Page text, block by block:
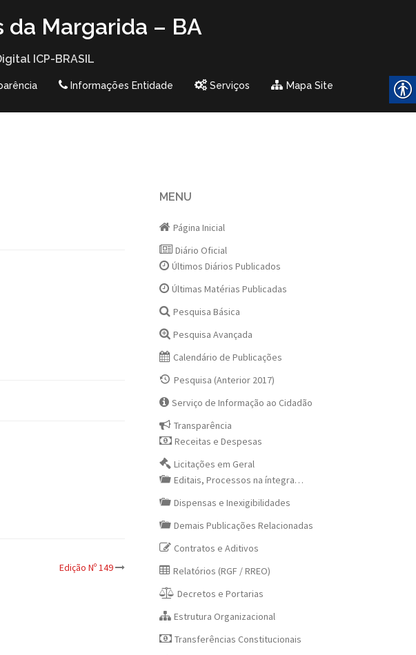
da Margarida – BA
ICP-BRASIL
Informações Entidade Serviços Mapa Site
Edição Nº 149
MENU
Página Inicial
Diário Oficial
Últimos Diários Publicados
Últimas Matérias Publicadas
Pesquisa Básica
Pesquisa Avançada
Calendário de Publicações
Pesquisa (Anterior 2017)
Serviço de Informação ao Cidadão
Transparência
Receitas e Despesas
Licitações em Geral
Editais, Processos na íntegra…
Dispensas e Inexigibilidades
Demais Publicações Relacionadas
Contratos e Aditivos
Relatórios (RGF / RREO)
Decretos e Portarias
Estrutura Organizacional
Transferências Constitucionais